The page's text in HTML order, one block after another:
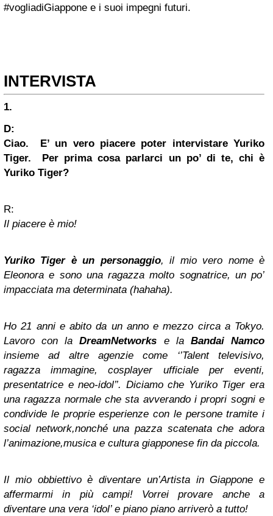
#vogliadiGiappone e i suoi impegni futuri.
INTERVISTA
1.
D:
Ciao. E’ un vero piacere poter intervistare Yuriko
Tiger. Per prima cosa parlarci un po’ di te, chi è
Yuriko Tiger?
R:
Il piacere è mio!
Yuriko Tiger è un personaggio, il mio vero nome è
Eleonora e sono una ragazza molto sognatrice, un po’
impacciata ma determinata (hahaha).
Ho 21 anni e abito da un anno e mezzo circa a Tokyo.
Lavoro con laDreamNetworks e la Bandai Namco
insieme ad altre agenzie come ‘’Talent televisivo,
ragazza immagine, cosplayer ufficiale per eventi,
presentatrice e neo-idol’’. Diciamo che Yuriko Tiger era
una ragazza normale che sta avverando i propri sogni e
condivide le proprie esperienze con le persone tramite i
social network,nonché una pazza scatenata che adora
l’animazione,musica e cultura giapponese fin da piccola.
Il mio obbiettivo è diventare un’Artista in Giappone e
affermarmi in più campi! Vorrei provare anche a
diventare una vera ‘idol’ e piano piano arriverò a tutto!